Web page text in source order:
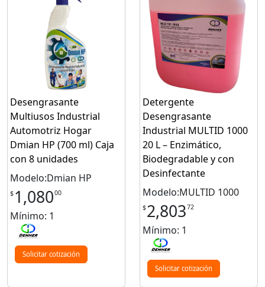
Desengrasante
Multiusos Industrial
Automotriz Hogar
Dmian HP (700 ml) Caja
con 8 unidades
Modelo:Dmian HP
$ 1,08000
Mínimo: 1
Solicitar cotización
Detergente
Desengrasante
Industrial MULTID 1000
20 L – Enzimático,
Biodegradable y con
Desinfectante
Modelo:MULTID 1000
$2,80372
Mínimo: 1
Solicitar cotización